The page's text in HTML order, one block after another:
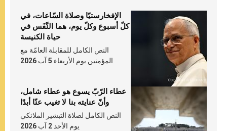
الإفخارستيّا وصلاة السّاعات، في
كلّ أسبوع وكلّ يوم، هما النَّفَس في
حياة الكنيسة
النص الكامل للمقابلة العامّة مع
المؤمنين يوم الأربعاء 5 آب 2026
عطاء الرّبّ يسوع هو عطاء شامل،
وأنّ عنايته بنا لا تغيب عنّا أبدًا
النص الكامل لصلاة التبشير الملائكي
يوم الأحد 2 آب 2026